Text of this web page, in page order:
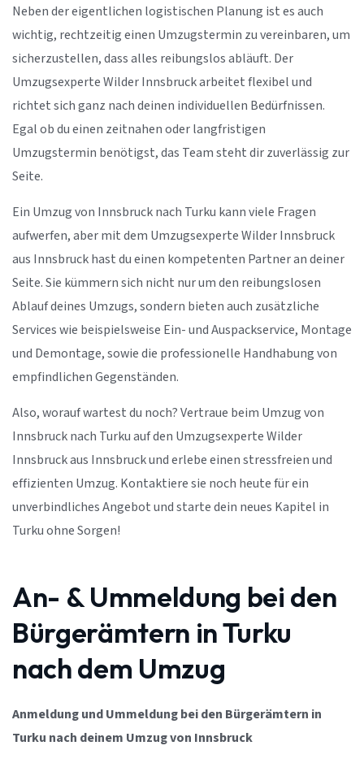
Neben der eigentlichen logistischen Planung ist es auch
wichtig, rechtzeitig einen Umzugstermin zu vereinbaren, um
sicherzustellen, dass alles reibungslos abläuft. Der
Umzugsexperte Wilder Innsbruck arbeitet flexibel und
richtet sich ganz nach deinen individuellen Bedürfnissen.
Egal ob du einen zeitnahen oder langfristigen
Umzugstermin benötigst, das Team steht dir zuverlässig zur
Seite.
Ein Umzug von Innsbruck nach Turku kann viele Fragen
aufwerfen, aber mit dem Umzugsexperte Wilder Innsbruck
aus Innsbruck hast du einen kompetenten Partner an deiner
Seite. Sie kümmern sich nicht nur um den reibungslosen
Ablauf deines Umzugs, sondern bieten auch zusätzliche
Services wie beispielsweise Ein- und Auspackservice, Montage
und Demontage, sowie die professionelle Handhabung von
empfindlichen Gegenständen.
Also, worauf wartest du noch? Vertraue beim Umzug von
Innsbruck nach Turku auf den Umzugsexperte Wilder
Innsbruck aus Innsbruck und erlebe einen stressfreien und
effizienten Umzug. Kontaktiere sie noch heute für ein
unverbindliches Angebot und starte dein neues Kapitel in
Turku ohne Sorgen!
An- & Ummeldung bei den
Bürgerämtern in Turku
nach dem Umzug
Anmeldung und Ummeldung bei den Bürgerämtern in
Turku nach deinem Umzug von Innsbruck